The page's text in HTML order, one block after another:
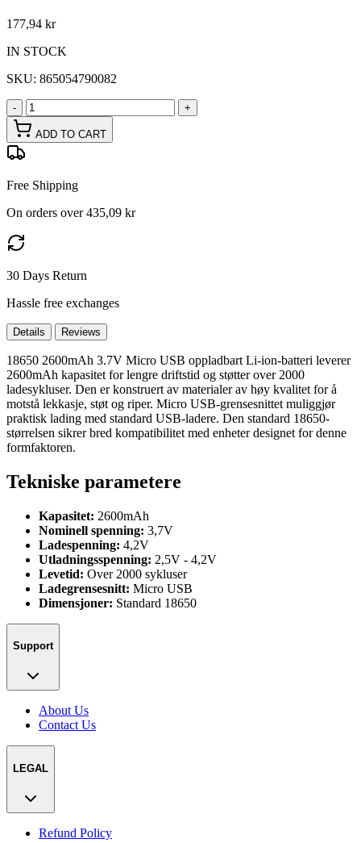
177,94 kr
IN STOCK
SKU: 865054790082
- +
ADD TO CART
Free Shipping
On orders over 435,09 kr
30 Days Return
Hassle free exchanges
Details Reviews
18650 2600mAh 3.7V Micro USB oppladbart Li-ion-batteri leverer
2600mAh kapasitet for lengre driftstid og støtter over 2000
ladesykluser. Den er konstruert av materialer av høy kvalitet for å
motstå lekkasje, støt og riper. Micro USB-grensesnittet muliggjør
praktisk lading med standard USB-ladere. Den standard 18650-
størrelsen sikrer bred kompatibilitet med enheter designet for denne
formfaktoren.
Tekniske parametere
Kapasitet: 2600mAh
Nominell spenning: 3,7V
Ladespenning: 4,2V
Utladningsspenning: 2,5V - 4,2V
Levetid: Over 2000 sykluser
Ladegrensesnitt: Micro USB
Dimensjoner: Standard 18650
Support
About Us
Contact Us
LEGAL
Refund Policy